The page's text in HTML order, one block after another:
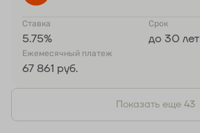
Ставка
5.75%
Срок
до 30 лет
Ежемесячный платеж
67 861 руб.
Показать еще 43